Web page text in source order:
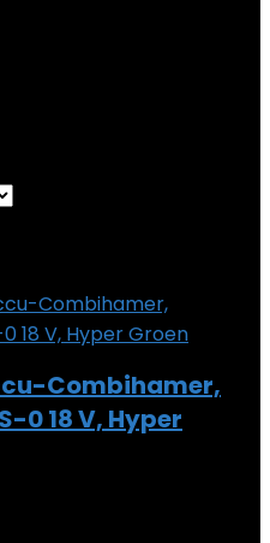
Combihamer,
0 18 V, Hyper